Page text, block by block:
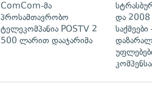
ComCom-მა
პროსამთავრობო
ტელეკომპანია POSTV 2
500 ლარით დააჯარიმა
და 2008